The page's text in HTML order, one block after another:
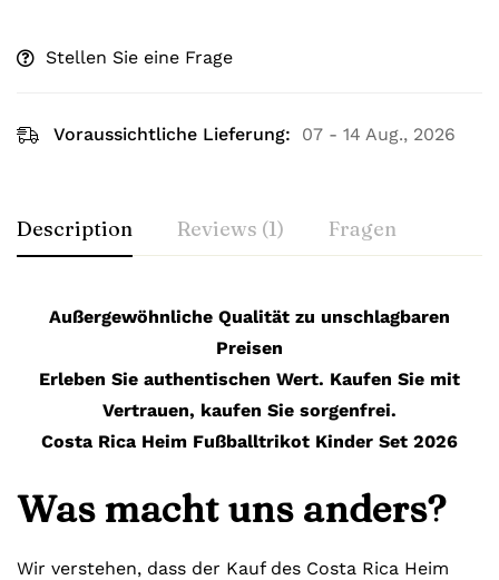
Stellen Sie eine Frage
Voraussichtliche Lieferung: 07 - 14 Aug., 2026
Description Reviews (1) Fragen
Außergewöhnliche Qualität zu unschlagbaren
Preisen
Erleben Sie authentischen Wert. Kaufen Sie mit
Vertrauen, kaufen Sie sorgenfrei.
Costa Rica Heim Fußballtrikot Kinder Set 2026
Was macht uns anders?
Wir verstehen, dass der Kauf des Costa Rica Heim